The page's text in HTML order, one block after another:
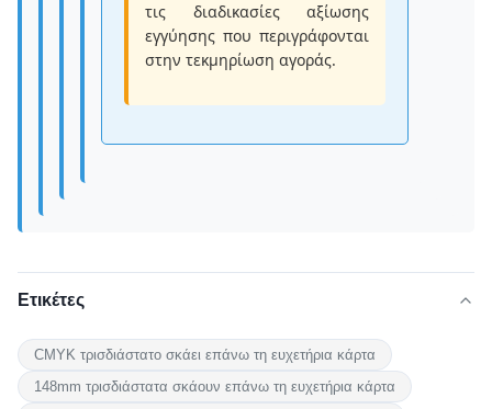
τις διαδικασίες αξίωσης
εγγύησης που περιγράφονται
στην τεκμηρίωση αγοράς.
Ετικέτες
CMYK τρισδιάστατο σκάει επάνω τη ευχετήρια κάρτα
148mm τρισδιάστατα σκάουν επάνω τη ευχετήρια κάρτα